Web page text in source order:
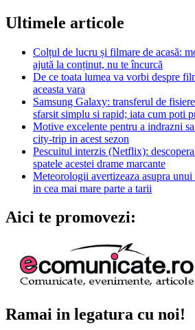
Ultimele articole
Colțul de lucru și filmare de acasă:
ajută la conținut, nu te încurcă
De ce toata lumea va vorbi despre
aceasta vara
Samsung Galaxy: transferul de
sfarsit simplu si rapid; iata cum poti
Motive excelente pentru a indrazni
city-trip in acest sezon
Pescuitul interzis (Netflix):
spatele acestei drame marcante
Meteorologii avertizeaza asupra
in cea mai mare parte a tarii
Aici te promovezi:
Ramai in legatura cu noi!